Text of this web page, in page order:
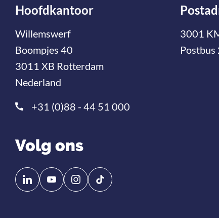
Hoofdkantoor
Willemswerf
Boompjes 40
3011 XB Rotterdam
Nederland
+31 (0)88 - 44 51 000
3001
Volg ons
Volg
ons
Volg
ons